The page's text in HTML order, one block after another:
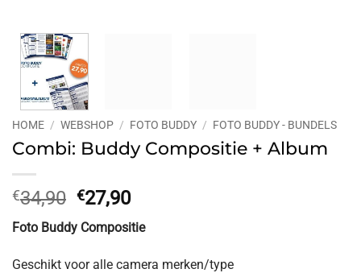
HOME / WEBSHOP / FOTO BUDDY / FOTO BUDDY - BUNDELS
Combi: Buddy Compositie + Album
€34,90 Oorspronkelijke
prijs
was:
€34,90.
€27,90Huidige
prijs
is:
€27,90.
Foto Buddy Compositie
Geschikt voor alle camera merken/type